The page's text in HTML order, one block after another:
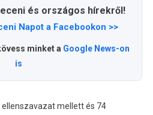
és országos hírekről!
Napot a Facebookon >>
minket a Google News-on
is
mellett és 74